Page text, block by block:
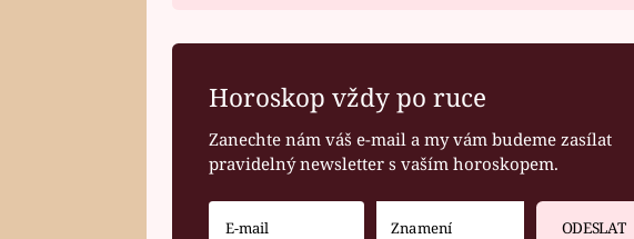
Horoskop vždy po ruce
Zanechte nám váš e-mail a my vám budeme zasílat
pravidelný newsletter s vaším horoskopem.
ODESLAT